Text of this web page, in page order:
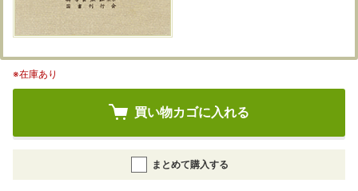
※在庫あり
買い物カゴに入れる
まとめて購入する